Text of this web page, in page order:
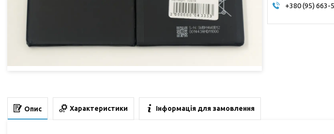
+380 (95) 663-
Опис Характеристики Інформація для замовлення